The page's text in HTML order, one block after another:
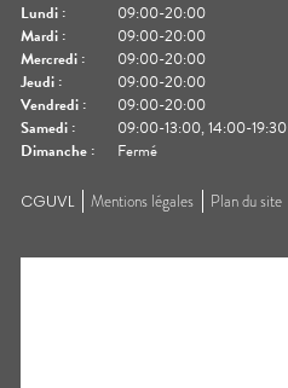
Lundi :
09:00-20:00
Mardi :
09:00-20:00
Mercredi :
09:00-20:00
Jeudi :
09:00-20:00
Vendredi :
09:00-20:00
Samedi :
09:00-13:00, 14:00-19:30
Dimanche : Fermé
CGUVL Mentions légales Plan du site